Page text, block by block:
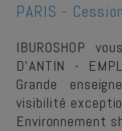
PARIS -
IBUROSHOP
D'ANTIN -
Grande
visibilité
Environnement